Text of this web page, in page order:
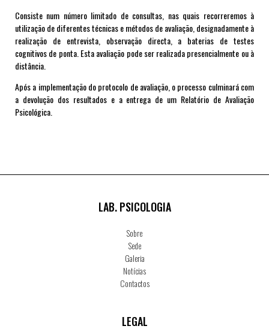
Consiste num número limitado de consultas, nas quais recorreremos à
utilização de diferentes técnicas e métodos de avaliação, designadamente à
realização de entrevista, observação directa, a baterias de testes
cognitivos de ponta. Esta avaliação pode ser realizada presencialmente ou à
distância.
Após a implementação do protocolo de avaliação, o processo culminará com
a devolução dos resultados e a entrega de um Relatório de Avaliação
Psicológica.
LAB. PSICOLOGIA
Sobre
Sede
Galeria
Notícias
Contactos
LEGAL